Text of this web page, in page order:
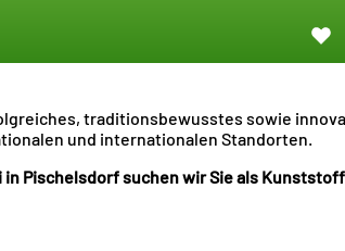
traditionsbewusstes sowie
und internationalen Standorten.
Pischelsdorf suchen wir Sie als